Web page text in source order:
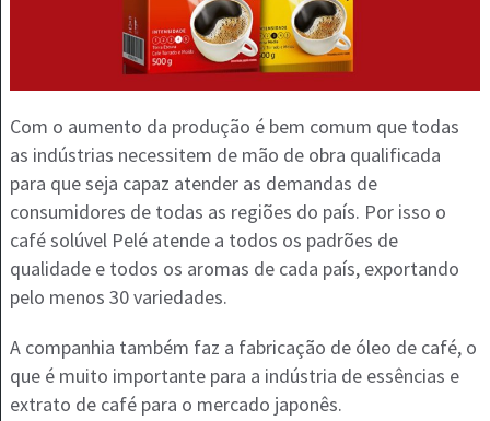
Com o aumento da produção é bem comum que todas
as indústrias necessitem de mão de obra qualificada
para que seja capaz atender as demandas de
consumidores de todas as regiões do país. Por isso o
café solúvel Pelé atende a todos os padrões de
qualidade e todos os aromas de cada país, exportando
pelo menos 30 variedades.
A companhia também faz a fabricação de óleo de café, o
que é muito importante para a indústria de essências e
extrato de café para o mercado japonês.